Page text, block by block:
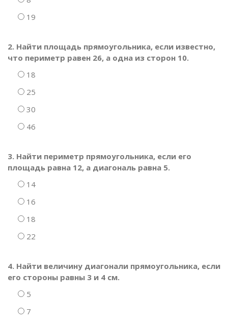
19
2. Найти площадь прямоугольника, если известно,
что периметр равен 26, а одна из сторон 10.
18
25
30
46
3. Найти периметр прямоугольника, если его
площадь равна 12, а диагональ равна 5.
14
16
18
22
4. Найти величину диагонали прямоугольника, если
его стороны равны 3 и 4 см.
5
7